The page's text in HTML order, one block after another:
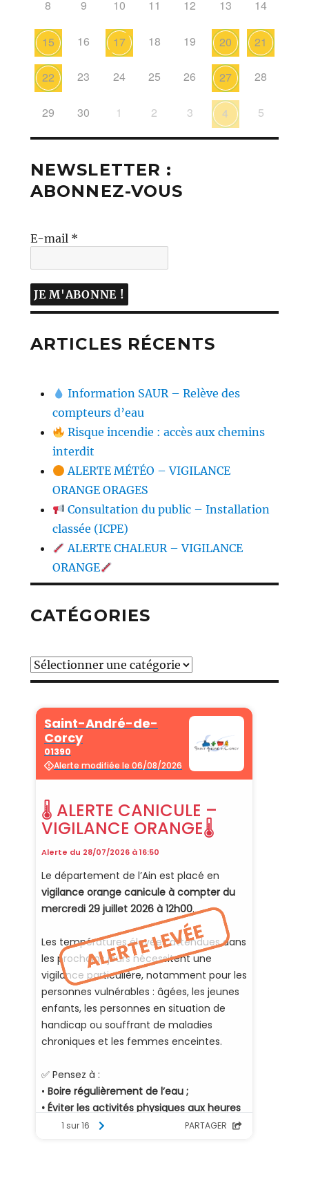
8 9 10 11 12 13 14
15 16 17 18 19 20 21
22 23 24 25 26 27 28
29 30 1 2 3 4 5
NEWSLETTER :
ABONNEZ-VOUS
E-mail *
ARTICLES RÉCENTS
Information SAUR – Relève des
compteurs d’eau
Risque incendie : accès aux chemins
interdit
ALERTE MÉTÉO – VIGILANCE
ORANGE ORAGES
Consultation du public – Installation
classée (ICPE)
ALERTE CHALEUR – VIGILANCE
ORANGE
CATÉGORIES
Catégories